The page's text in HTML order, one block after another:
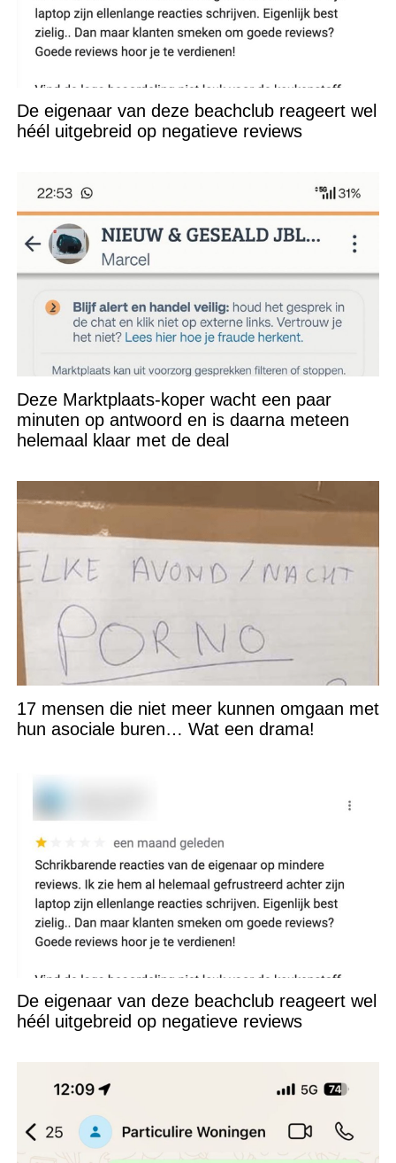
De eigenaar van deze beachclub reageert wel
héél uitgebreid op negatieve reviews
Deze Marktplaats-koper wacht een paar
minuten op antwoord en is daarna meteen
helemaal klaar met de deal
17 mensen die niet meer kunnen omgaan met
hun asociale buren… Wat een drama!
De eigenaar van deze beachclub reageert wel
héél uitgebreid op negatieve reviews